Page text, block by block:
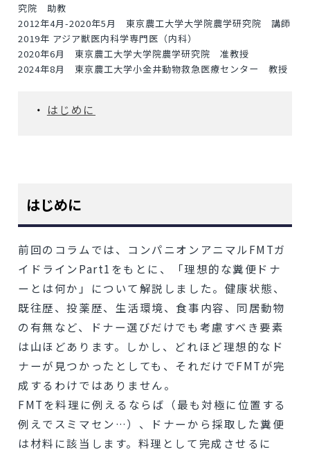
究院 助教
2012年4月-2020年5月 東京農工大学大学院農学研究院 講師
2019年 アジア獣医内科学専門医（内科）
2020年6月 東京農工大学大学院農学研究院 准教授
2024年8月 東京農工大学小金井動物救急医療センター 教授
はじめに
はじめに
前回のコラムでは、コンパニオンアニマルFMTガ
イドラインPart1をもとに、「理想的な糞便ドナ
ーとは何か」について解説しました。健康状態、
既往歴、投薬歴、生活環境、食事内容、同居動物
の有無など、ドナー選びだけでも考慮すべき要素
は山ほどあります。しかし、どれほど理想的なド
ナーが見つかったとしても、それだけでFMTが完
成するわけではありません。
FMTを料理に例えるならば（最も対極に位置する
例えでスミマセン…）、ドナーから採取した糞便
は材料に該当します。料理として完成させるに